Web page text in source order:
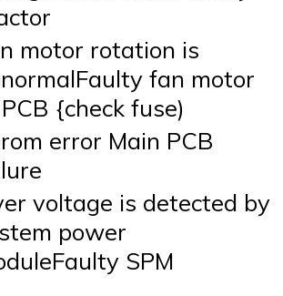
motor rotation is
fan motor
{check fuse)
error Main PCB
voltage is detected by
power
SPM